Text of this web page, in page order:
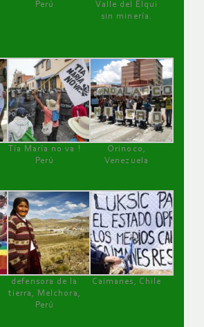
Perú
Valle del Elqui
sin minería.
Tía María no va !
Perú
Orinoco,
Venezuela
defensora de la
tierra, Melchora,
Perú
Caimanes, Chile